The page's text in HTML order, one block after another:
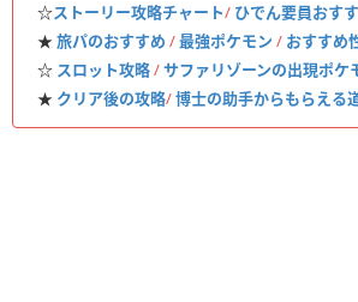
☆ストーリー攻略チャート/ ひでん要員おす
★旅パのおすすめ /最強ポケモン / おすすめ
☆ スロット攻略/サファリゾーンの出現ポケ
★ クリア後の攻略/博士の助手からもらえる